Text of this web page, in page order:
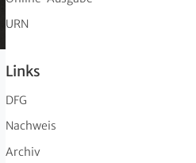
URN
Links
DFG
Nachweis
Archiv